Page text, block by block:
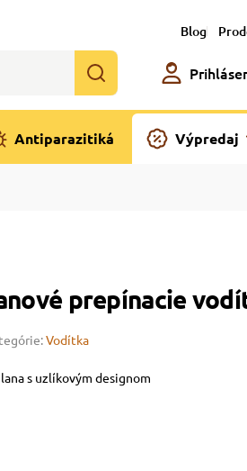
Blog
Antiparazitiká Výpredaj
prepínacie
Vodítka
s uzlíkovým designom